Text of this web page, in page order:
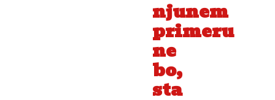
njunem
primeru
ne
bo,
sta